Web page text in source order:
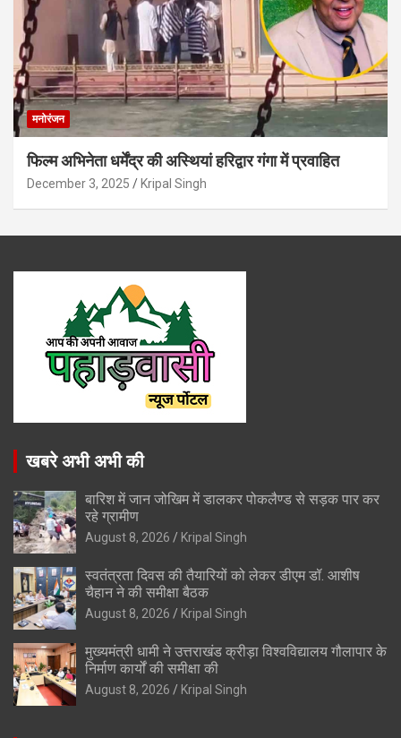
मनोरंजन
फिल्म अभिनेता धर्मेंद्र की अस्थियां हरिद्वार गंगा में प्रवाहित
December 3, 2025 Kripal Singh
खबरे अभी अभी की
बारिश में जान जोखिम में डालकर पोकलैण्ड से सड़क पार कर
रहे ग्रामीण
August 8, 2026 Kripal Singh
स्वतंत्रता दिवस की तैयारियों को लेकर डीएम डॉ. आशीष
चैहान ने की समीक्षा बैठक
August 8, 2026 Kripal Singh
मुख्यमंत्री धामी ने उत्तराखंड क्रीड़ा विश्वविद्यालय गौलापार के
निर्माण कार्यों की समीक्षा की
August 8, 2026 Kripal Singh